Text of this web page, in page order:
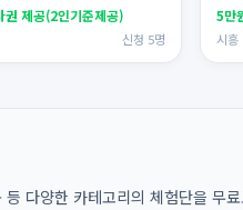
권 제공(2인기준제공)
신청 5명
5만
시흥
다양한 카테고리의 체험단을 무